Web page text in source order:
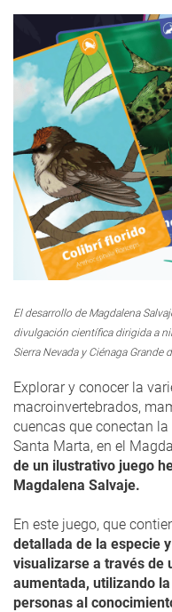
El desarrollo de Magdalena
divulgación científica dirigida a
Sierra Nevada y Ciénaga Grande
Explorar y conocer la
macroinvertebrados,
cuencas que conectan la
Santa Marta, en el
de un ilustrativo juego
Magdalena Salvaje.
En este juego, que
detallada de la especie
visualizarse a través de
aumentada, utilizando
personas al